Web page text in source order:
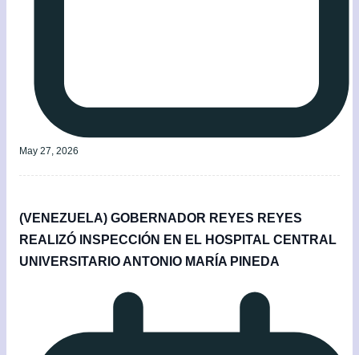
May 27, 2026
(VENEZUELA) GOBERNADOR REYES REYES
REALIZÓ INSPECCIÓN EN EL HOSPITAL CENTRAL
UNIVERSITARIO ANTONIO MARÍA PINEDA